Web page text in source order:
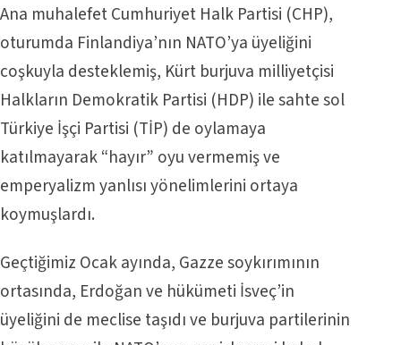
Ana muhalefet Cumhuriyet Halk Partisi (CHP),
oturumda Finlandiya’nın NATO’ya üyeliğini
coşkuyla desteklemiş, Kürt burjuva milliyetçisi
Halkların Demokratik Partisi (HDP) ile sahte sol
Türkiye İşçi Partisi (TİP) de oylamaya
katılmayarak “hayır” oyu vermemiş ve
emperyalizm yanlısı yönelimlerini ortaya
koymuşlardı.
Geçtiğimiz Ocak ayında, Gazze soykırımının
ortasında, Erdoğan ve hükümeti İsveç’in
üyeliğini de meclise taşıdı ve burjuva partilerinin